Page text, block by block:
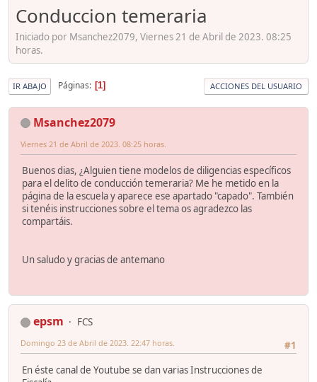
Conduccion temeraria
Iniciado por Msanchez2079, Viernes 21 de Abril de 2023. 08:25
horas.
IR ABAJO Páginas 1 ACCIONES DEL USUARIO
Msanchez2079
Viernes 21 de Abril de 2023. 08:25 horas.
Buenos dias, ¿Alguien tiene modelos de diligencias específicos
para el delito de conducción temeraria? Me he metido en la
página de la escuela y aparece ese apartado "capado". También
si tenéis instrucciones sobre el tema os agradezco las
compartáis.
Un saludo y gracias de antemano
epsm
FCS
#1
Domingo 23 de Abril de 2023. 22:47 horas.
En éste canal de Youtube se dan varias Instrucciones de